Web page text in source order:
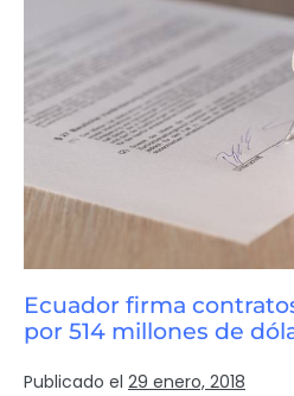
Ecuador firma
por 514 millones de
Publicado el 29 enero, 2018